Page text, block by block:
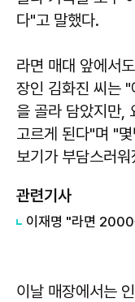
다"고 말했다.
라면 매대 앞에서
장인 김화진 씨는
을 골라 담았지만,
고르게 된다"며 "
보기가 부담스러
관련기사
이날 매장에서는